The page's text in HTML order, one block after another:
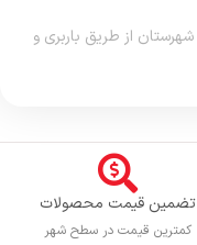
از طریق باربری و
تضمین قیمت محصولات
کمترین قیمت در سطح شهر